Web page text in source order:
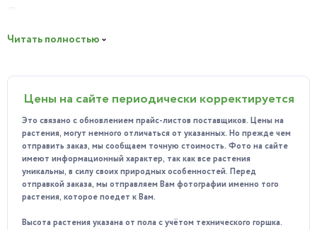
Бамбук лаки спираль не только украшает пространство, но
вредных веществ. Кроме того, это растение улучшает
микроклимат в помещении, создавая более здоровую и
приятную атмосферу.
Особенности ухода:
Освещение: Растение предпочитает рассеянный свет.
Избегайте прямого солнечного воздействия.
Температура: Оптимальная температура для роста
составляет 18-25 градусов Цельсия.
Читать полностью
Цены на сайте периодически корректируется
Это связано с обновлением прайс-листов поставщиков. Цены на
растения, могут немного отличаться от указанных. Но прежде чем
отправить заказ, мы сообщаем точную стоимость. Фото на сайте
имеют информационный характер, так как все растения
уникальны, в силу своих природных особенностей. Перед
отправкой заказа, мы отправляем Вам фотографии именно того
растения, которое поедет к Вам.
Высота растения указана от пола с учётом технического горшка.